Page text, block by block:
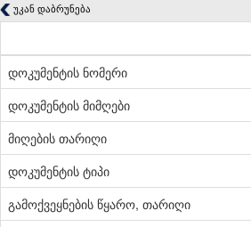
უკან დაბრუნება
დოკუმენტის ნომერი
დოკუმენტის მიმღები
მიღების თარიღი
დოკუმენტის ტიპი
გამოქვეყნების წყარო, თარიღი